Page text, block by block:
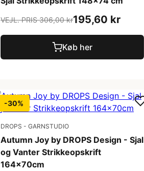
VEJL. PRIS 306,00 kr195,60 kr
Køb her
-30%
DROPS - GARNSTUDIO
Autumn Joy by DROPS Design - Sjal
og Vanter Strikkeopskrift
164x70cm